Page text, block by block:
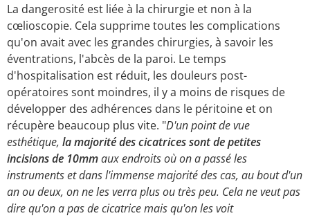
La dangerosité est liée à la chirurgie et non à la
cœlioscopie. Cela supprime toutes les complications
qu'on avait avec les grandes chirurgies, à savoir les
éventrations, l'abcès de la paroi. Le temps
d'hospitalisation est réduit, les douleurs post-
opératoires sont moindres, il y a moins de risques de
développer des adhérences dans le péritoine et on
récupère beaucoup plus vite. "D'un point de vue
esthétique, la majorité des cicatrices sont de petites
incisions de 10mmaux endroits où on a passé les
instruments et dans l'immense majorité des cas, au bout d'un
an ou deux, on ne les verra plus ou très peu. Cela ne veut pas
dire qu'on a pas de cicatrice mais qu'on les voit